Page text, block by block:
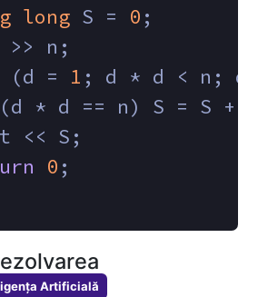
long S = 0 ;
>> n;
(d = 1 ; d * d < n;
(d * d == n) S = S +
<< S;
0 ;
Artificială